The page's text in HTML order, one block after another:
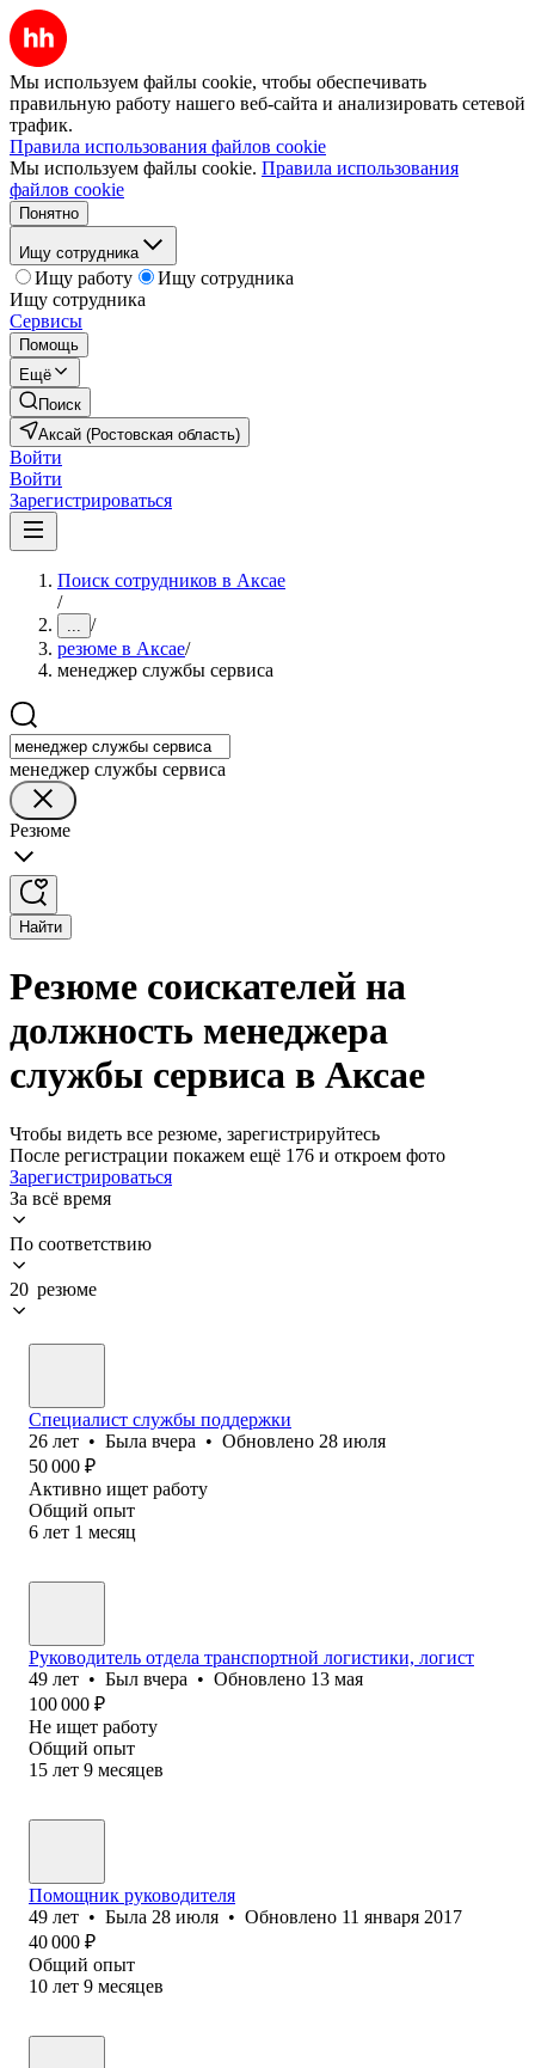
Мы используем файлы cookie, чтобы обеспечивать
правильную работу нашего веб-сайта и анализировать сетевой
трафик.
Правила использования файлов cookie
Мы используем файлы cookie. Правила использования
файлов cookie
Понятно
Ищу сотрудника
Ищу работу
Ищу сотрудника
Ищу сотрудника
Сервисы
Помощь
Ещё
Поиск
Аксай (Ростовская область)
Войти
Войти
Зарегистрироваться
Поиск сотрудников в Аксае
/
... /
резюме в Аксае/
менеджер службы сервиса
менеджер службы сервиса
Резюме
Найти
Резюме соискателей на
должность менеджера
службы сервиса в Аксае
Чтобы видеть все резюме, зарегистрируйтесь
После регистрации покажем ещё 176 и откроем фото
Зарегистрироваться
За всё время
По соответствию
20 резюме
Специалист службы поддержки
26 лет • Была вчера • Обновлено 28 июля
50 000 ₽
Активно ищет работу
Общий опыт
6 лет 1 месяц
Руководитель отдела транспортной логистики, логист
49 лет • Был вчера • Обновлено 13 мая
100 000 ₽
Не ищет работу
Общий опыт
15 лет 9 месяцев
Помощник руководителя
49 лет • Была 28 июля • Обновлено 11 января 2017
40 000 ₽
Общий опыт
10 лет 9 месяцев